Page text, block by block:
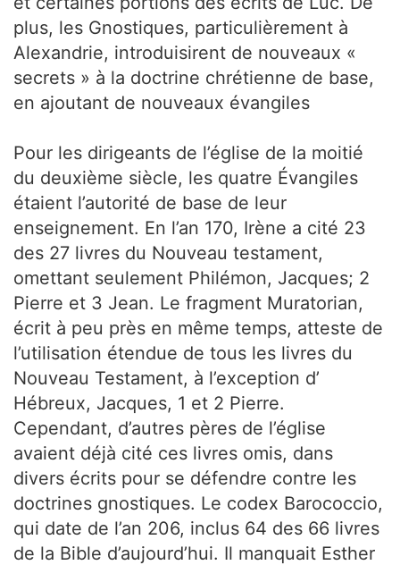
plus, les Gnostiques, particulièrement à
Alexandrie, introduisirent de nouveaux «
secrets » à la doctrine chrétienne de base,
en ajoutant de nouveaux évangiles
Pour les dirigeants de l’église de la moitié
du deuxième siècle, les quatre Évangiles
étaient l’autorité de base de leur
enseignement. En l’an 170, Irène a cité 23
des 27 livres du Nouveau testament,
omettant seulement Philémon, Jacques; 2
Pierre et 3 Jean. Le fragment Muratorian,
écrit à peu près en même temps, atteste de
l’utilisation étendue de tous les livres du
Nouveau Testament, à l’exception d’
Hébreux, Jacques, 1 et 2 Pierre.
Cependant, d’autres pères de l’église
avaient déjà cité ces livres omis, dans
divers écrits pour se défendre contre les
doctrines gnostiques. Le codex Barococcio,
qui date de l’an 206, inclus 64 des 66 livres
de la Bible d’aujourd’hui. Il manquait Esther